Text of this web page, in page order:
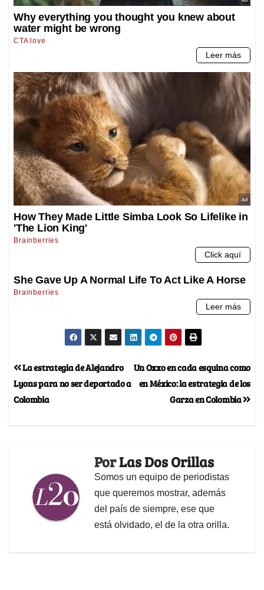
Un Oxxo en cada esquina como
en México: la estrategia de los
Garza en Colombia
La estrategia de Alejandro
Lyons para no ser deportado a
Colombia
PorLas Dos Orillas
Somos un equipo de periodistas
que queremos mostrar, además
del país de siempre, ese que
está olvidado, el de la otra orilla.